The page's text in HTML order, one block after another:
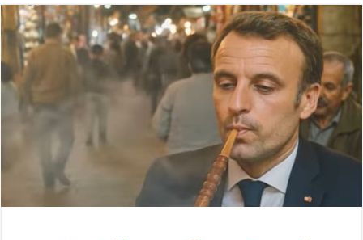
كيف تسبب سائح كويتي في إغلاق منزل عبدالحليم حافظ ومنع